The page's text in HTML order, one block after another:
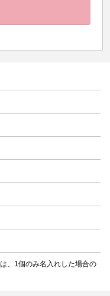
、1個のみ名入れした場合の